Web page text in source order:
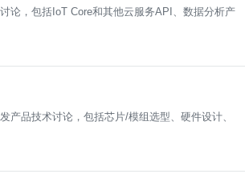
论，包括IoT Core和其他云服务API、数据分析产
产品技术讨论，包括芯片/模组选型、硬件设计、